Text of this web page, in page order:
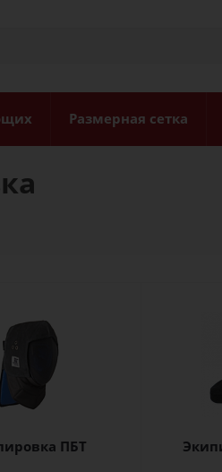
Размерная сетка
ПБТ